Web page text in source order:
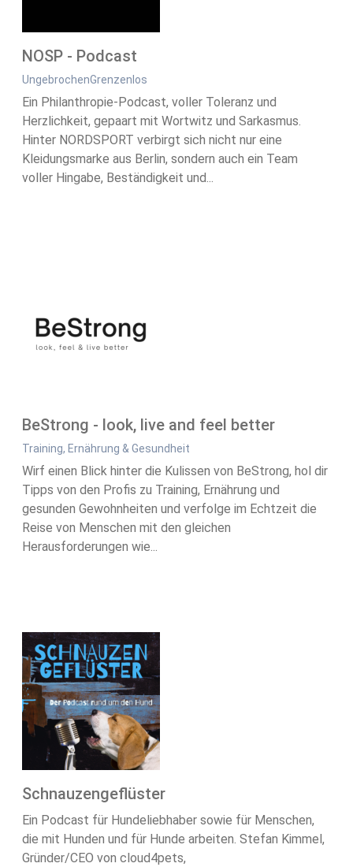
NOSP - Podcast
UngebrochenGrenzenlos
Ein Philanthropie-Podcast, voller Toleranz und
Herzlichkeit, gepaart mit Wortwitz und Sarkasmus.
Hinter NORDSPORT verbirgt sich nicht nur eine
Kleidungsmarke aus Berlin, sondern auch ein Team
voller Hingabe, Beständigkeit und...
BeStrong - look, live and feel better
Training, Ernährung & Gesundheit
Wirf einen Blick hinter die Kulissen von BeStrong, hol dir
Tipps von den Profis zu Training, Ernährung und
gesunden Gewohnheiten und verfolge im Echtzeit die
Reise von Menschen mit den gleichen
Herausforderungen wie...
Schnauzengeflüster
Ein Podcast für Hundeliebhaber sowie für Menschen,
die mit Hunden und für Hunde arbeiten. Stefan Kimmel,
Gründer/CEO von cloud4pets,